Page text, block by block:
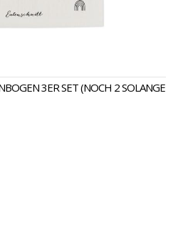
3ER SET (NOCH 2 SOLANGE